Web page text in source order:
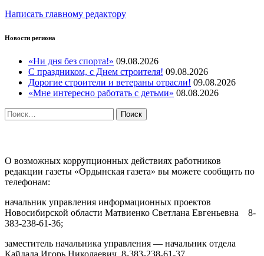
Написать главному редактору
Новости региона
«Ни дня без спорта!» 09.08.2026
С праздником, с Днем строителя! 09.08.2026
Дорогие строители и ветераны отрасли! 09.08.2026
«Мне интересно работать с детьми» 08.08.2026
Найти:
О возможных коррупционных действиях работников
редакции газеты «Ордынская газета» вы можете сообщить по
телефонам:
начальник управления информационных проектов
Новосибирской области Матвиенко Светлана Евгеньевна 8-
383-238-61-36;
заместитель начальника управления — начальник отдела
Кайдала Игорь Николаевич 8-383-238-61-37.